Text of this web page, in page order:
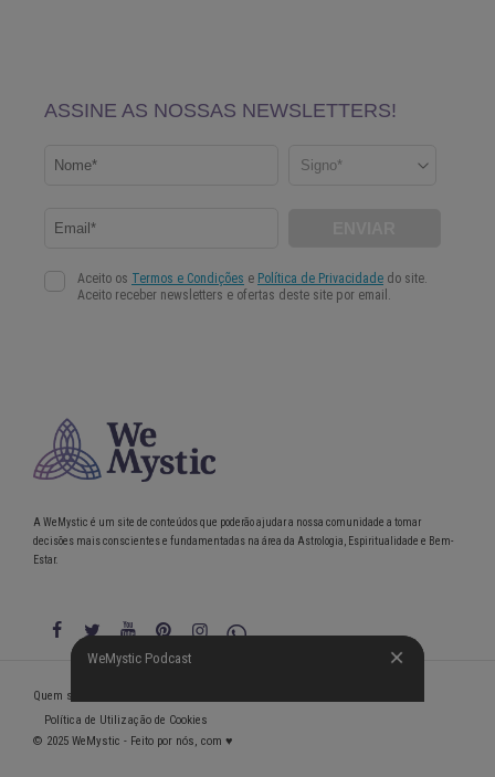
WeMystic Podcast
A WeMystic é um site de conteúdos que poderão ajudar a nossa comunidade a tomar
decisões mais conscientes e fundamentadas na área da Astrologia, Espiritualidade e Bem-
Estar.
WeMystic Podcast
Quem somos
Política de Utilização de Cookies
© 2025 WeMystic - Feito por nós, com ♥